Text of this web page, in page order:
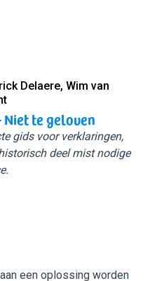
Delaere, Wim van
Niet te geloven
gids voor verklaringen,
deel mist nodige
een oplossing worden